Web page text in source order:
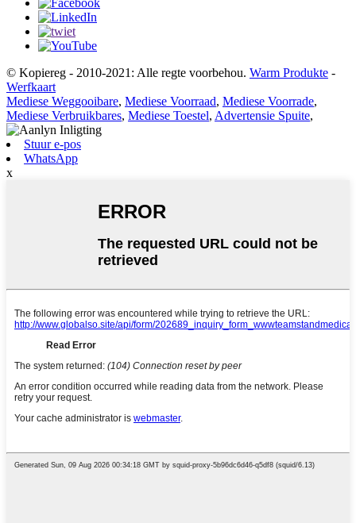
© Kopiereg - 2010-2021: Alle regte voorbehou. Warm Produkte -
Werfkaart
Mediese Weggooibare, Mediese Voorraad, Mediese Voorrade,
Mediese Verbruikbares, Mediese Toestel, Advertensie Spuite,
Stuur e-pos
WhatsApp
x